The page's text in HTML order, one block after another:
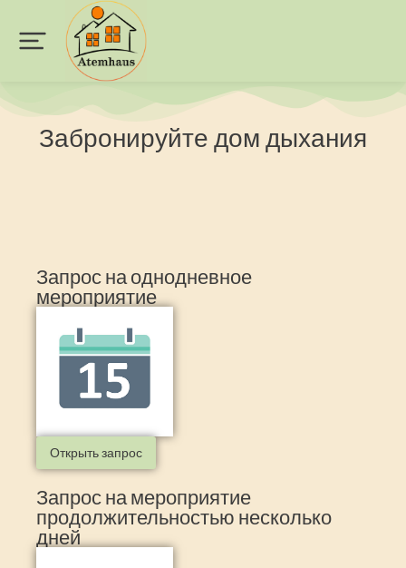
Забронируйте дом дыхания
Запрос на однодневное
мероприятие
Открыть запрос
Запрос на мероприятие
продолжительностью несколько
дней